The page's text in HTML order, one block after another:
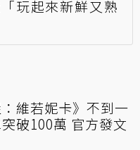
玩起來新鮮又熟
：維若妮卡》不到一
破100萬 官方發文